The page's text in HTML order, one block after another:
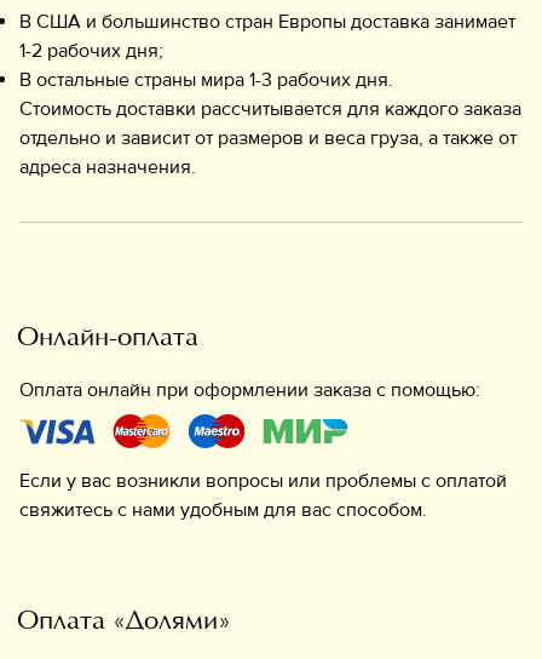
В США и большинство стран Европы доставка занимает
1-2 рабочих дня;
В остальные страны мира 1-3 рабочих дня.
Стоимость доставки рассчитывается для каждого заказа
отдельно и зависит от размеров и веса груза, а также от
адреса назначения.
Онлайн-оплата
Оплата онлайн при оформлении заказа с помощью:
Если у вас возникли вопросы или проблемы с оплатой
свяжитесь с нами удобным для вас способом.
Оплата «Долями»